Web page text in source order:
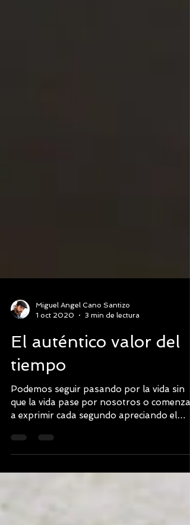
Miguel Angel Cano Santizo
1 oct 2020
3 min de lectura
El auténtico valor del
tiempo
Podemos seguir pasando por la vida sin
que la vida pase por nosotros o comenzar
auténtico valor del ti